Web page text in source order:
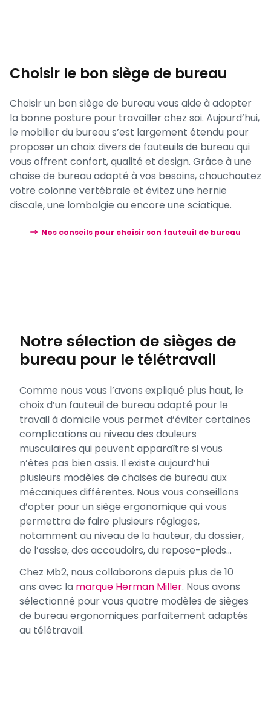
Choisir le bon siège de bureau
Choisir un bon siège de bureau vous aide à adopter
la bonne posture pour travailler chez soi. Aujourd’hui,
le mobilier du bureau s’est largement étendu pour
proposer un choix divers de fauteuils de bureau qui
vous offrent confort, qualité et design. Grâce à une
chaise de bureau adapté à vos besoins, chouchoutez
votre colonne vertébrale et évitez une hernie
discale, une lombalgie ou encore une sciatique.
Nos conseils pour choisir son fauteuil de bureau
Notre sélection de sièges de
bureau pour le télétravail
Comme nous vous l’avons expliqué plus haut, le
choix d’un fauteuil de bureau adapté pour le
travail à domicile vous permet d’éviter certaines
complications au niveau des douleurs
musculaires qui peuvent apparaître si vous
n’êtes pas bien assis. Il existe aujourd’hui
plusieurs modèles de chaises de bureau aux
mécaniques différentes. Nous vous conseillons
d’opter pour un siège ergonomique qui vous
permettra de faire plusieurs réglages,
notamment au niveau de la hauteur, du dossier,
de l’assise, des accoudoirs, du repose-pieds…
Chez Mb2, nous collaborons depuis plus de 10
ans avec la marque Herman Miller. Nous avons
sélectionné pour vous quatre modèles de sièges
de bureau ergonomiques parfaitement adaptés
au télétravail.